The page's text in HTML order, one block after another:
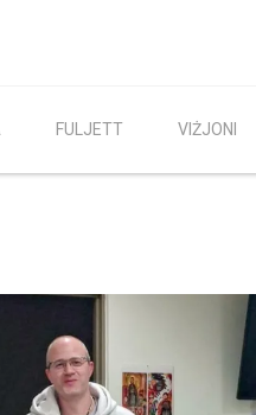
FULJETT VIŻJONI